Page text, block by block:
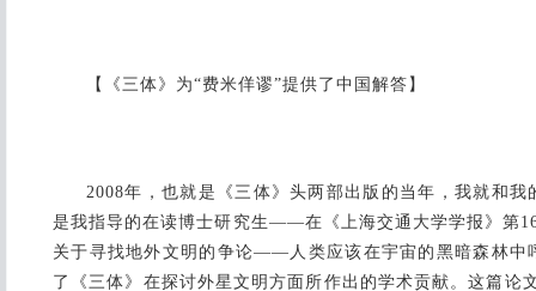
【《三体》为“费米佯谬”提供了中国解答】
2008年，也就是《三体》头两部出版的当年，我就和
是我指导的在读博士研究生——在《上海交通大学学报》第
关于寻找地外文明的争论——人类应该在宇宙的黑暗森林中
了《三体》在探讨外星文明方面所作出的学术贡献。这篇论